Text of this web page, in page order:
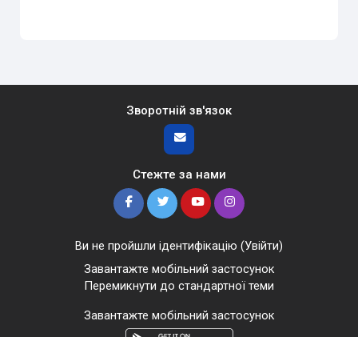
Зворотній зв'язок
Стежте за нами
Ви не пройшли ідентифікацію (Увійти)
Завантажте мобільний застосунок
Перемикнути до стандартної теми
Завантажте мобільний застосунок